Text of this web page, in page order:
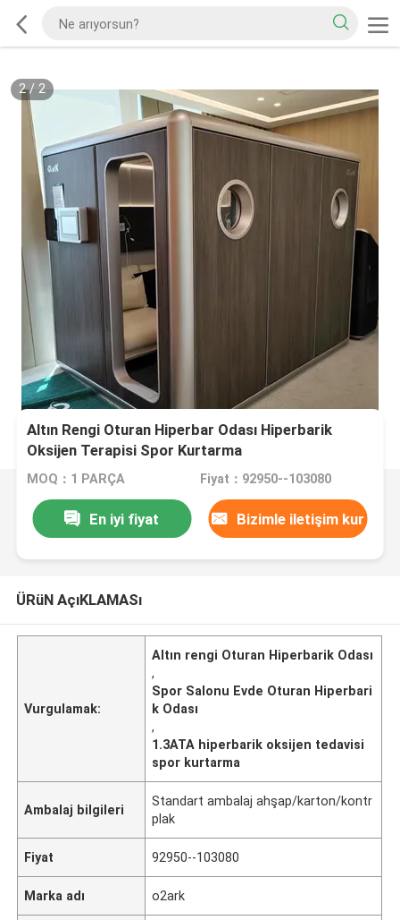
2/ 2
Altın Rengi Oturan Hiperbar Odası Hiperbarik
Oksijen Terapisi Spor Kurtarma
MOQ：1 PARÇA Fiyat：92950--103080
En iyi fiyat Bizimle iletişim kur
ÜRüN AçıKLAMASı
Vurgulamak:
Altın rengi Oturan Hiperbarik Odası
,
Spor Salonu Evde Oturan Hiperbari
k Odası
,
1.3ATA hiperbarik oksijen tedavisi
spor kurtarma
Ambalaj bilgileri
Standart ambalaj ahşap/karton/kontr
plak
Fiyat 92950--103080
Marka adı o2ark